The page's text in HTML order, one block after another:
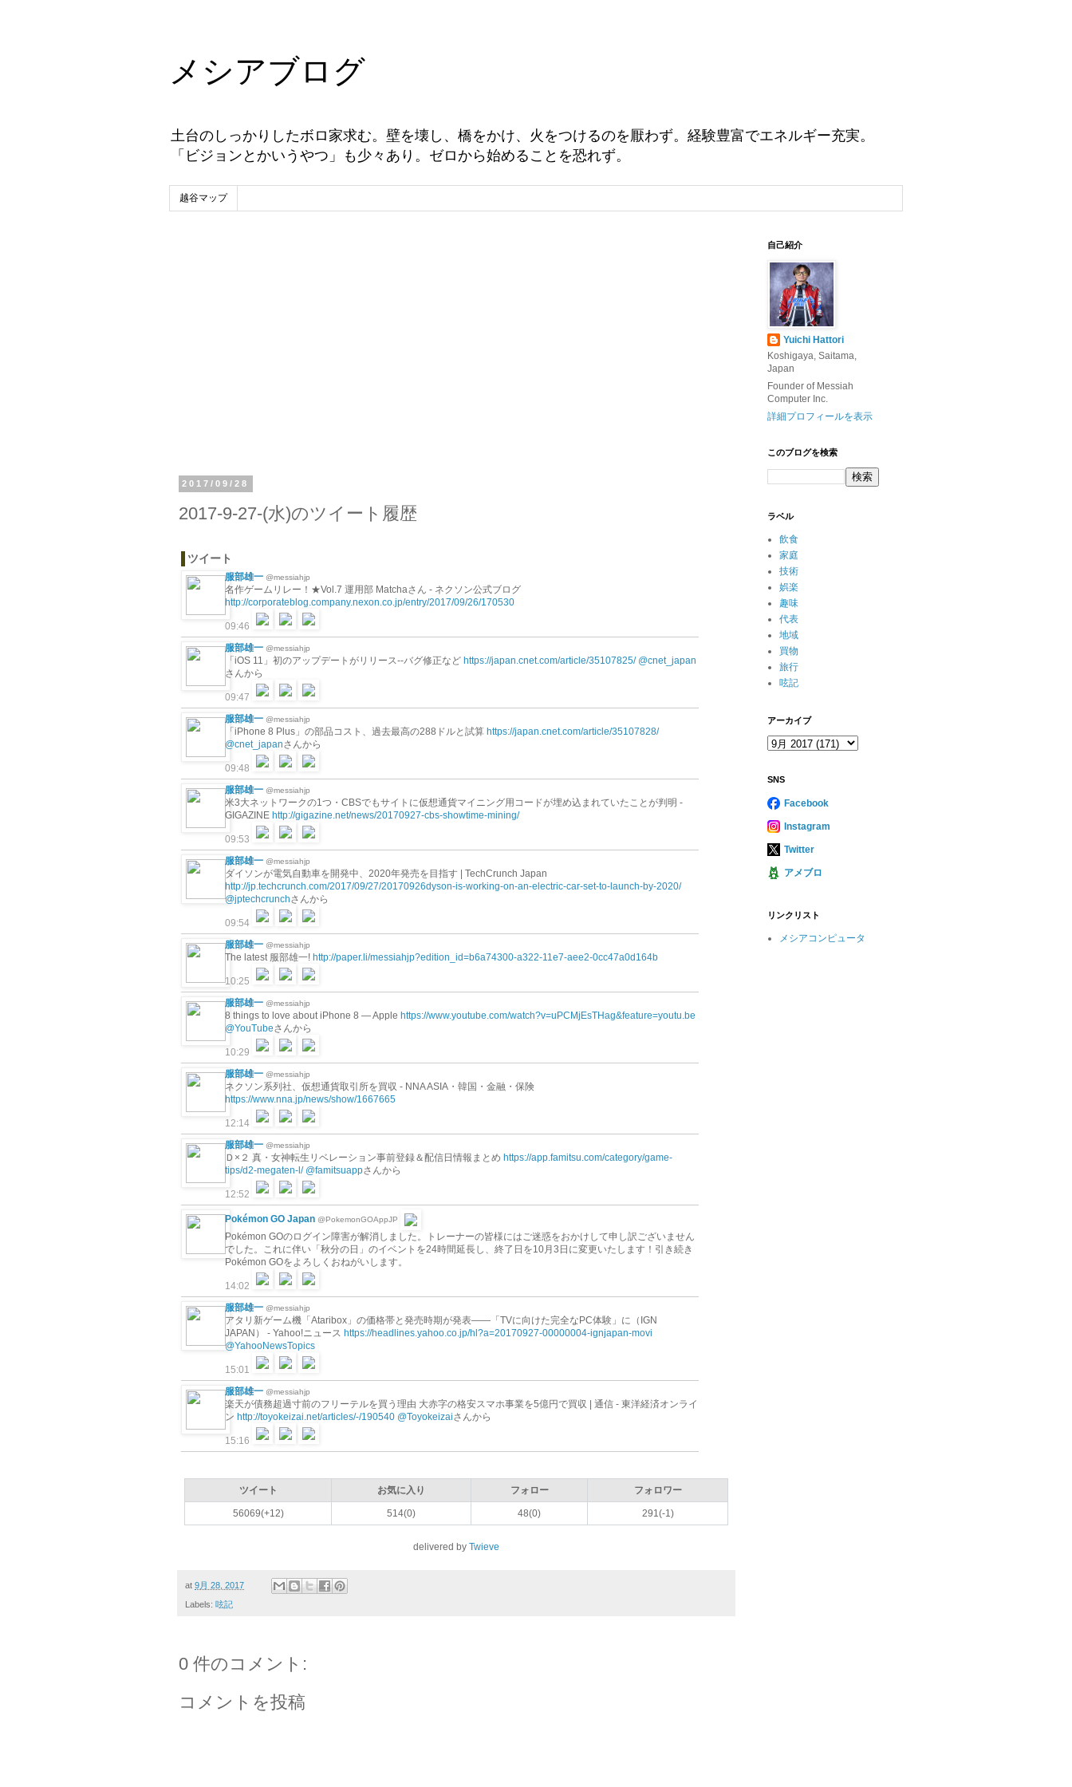
メシアブログ
土台のしっかりしたボロ家求む。壁を壊し、橋をかけ、火をつけるのを厭わず。経験豊富でエネルギー充実。
「ビジョンとかいうやつ」も少々あり。ゼロから始めることを恐れず。
越谷マップ
2017/09/28
2017-9-27-(水)のツイート履歴
ツイート
服部雄一 @messiahjp
名作ゲームリレー！★Vol.7 運用部 Matchaさん - ネクソン公式ブログ
http://corporateblog.company.nexon.co.jp/entry/2017/09/26/170530
09:46
服部雄一 @messiahjp
「iOS 11」初のアップデートがリリース--バグ修正など https://japan.cnet.com/article/35107825/ @cnet_japan
さんから
09:47
服部雄一 @messiahjp
「iPhone 8 Plus」の部品コスト、過去最高の288ドルと試算 https://japan.cnet.com/article/35107828/
@cnet_japanさんから
09:48
服部雄一 @messiahjp
米3大ネットワークの1つ・CBSでもサイトに仮想通貨マイニング用コードが埋め込まれていたことが判明 -
GIGAZINE http://gigazine.net/news/20170927-cbs-showtime-mining/
09:53
服部雄一 @messiahjp
ダイソンが電気自動車を開発中、2020年発売を目指す | TechCrunch Japan
http://jp.techcrunch.com/2017/09/27/20170926dyson-is-working-on-an-electric-car-set-to-launch-by-2020/
@jptechcrunchさんから
09:54
服部雄一 @messiahjp
The latest 服部雄一! http://paper.li/messiahjp?edition_id=b6a74300-a322-11e7-aee2-0cc47a0d164b
10:25
服部雄一 @messiahjp
8 things to love about iPhone 8 — Apple https://www.youtube.com/watch?v=uPCMjEsTHag&feature=youtu.be
@YouTubeさんから
10:29
服部雄一 @messiahjp
ネクソン系列社、仮想通貨取引所を買収 - NNA ASIA・韓国・金融・保険
https://www.nna.jp/news/show/1667665
12:14
服部雄一 @messiahjp
Ｄ×２ 真・女神転生リベレーション事前登録＆配信日情報まとめ https://app.famitsu.com/category/game-
tips/d2-megaten-l/ @famitsuappさんから
12:52
Pokémon GO Japan @PokemonGOAppJP
Pokémon GOのログイン障害が解消しました。トレーナーの皆様にはご迷惑をおかけして申し訳ございません
でした。これに伴い「秋分の日」のイベントを24時間延長し、終了日を10月3日に変更いたします！引き続き
Pokémon GOをよろしくおねがいします。
14:02
服部雄一 @messiahjp
アタリ新ゲーム機「Ataribox」の価格帯と発売時期が発表――「TVに向けた完全なPC体験」に（IGN
JAPAN） - Yahoo!ニュース https://headlines.yahoo.co.jp/hl?a=20170927-00000004-ignjapan-movi
@YahooNewsTopics
15:01
服部雄一 @messiahjp
楽天が債務超過寸前のフリーテルを買う理由 大赤字の格安スマホ事業を5億円で買収 | 通信 - 東洋経済オンライ
ン http://toyokeizai.net/articles/-/190540 @Toyokeizaiさんから
15:16
ツイート お気に入り フォロー フォロワー
56069(+12) 514(0) 48(0) 291(-1)
delivered by Twieve
at 9月 28, 2017
Labels: 呟記
0 件のコメント:
コメントを投稿
自己紹介
Yuichi Hattori
Koshigaya, Saitama,
Japan
Founder of Messiah
Computer Inc.
詳細プロフィールを表示
このブログを検索
ラベル
飲食
家庭
技術
娯楽
趣味
代表
地域
買物
旅行
呟記
アーカイブ
SNS
Facebook
Instagram
Twitter
アメブロ
リンクリスト
メシアコンピュータ